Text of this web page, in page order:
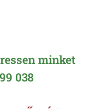
minket
038